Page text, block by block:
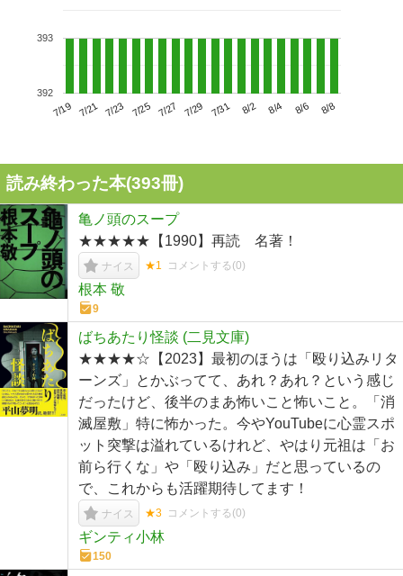
7/19 7/21 7/23 7/25 7/27 7/29 7/31 8/2 8/4 8/6 8/8
392
393
読み終わった本(393冊)
亀ノ頭のスープ
★★★★★【1990】再読 名著！
ナイス ★1 コメントする(0)
根本 敬
9
ばちあたり怪談 (二見文庫)
★★★★☆【2023】最初のほうは「殴り込みリタ
ーンズ」とかぶってて、あれ？あれ？という感じ
だったけど、後半のまあ怖いこと怖いこと。「消
滅屋敷」特に怖かった。今やYouTubeに心霊スポ
ット突撃は溢れているけれど、やはり元祖は「お
前ら行くな」や「殴り込み」だと思っているの
で、これからも活躍期待してます！
ナイス ★3 コメントする(0)
ギンティ小林
150